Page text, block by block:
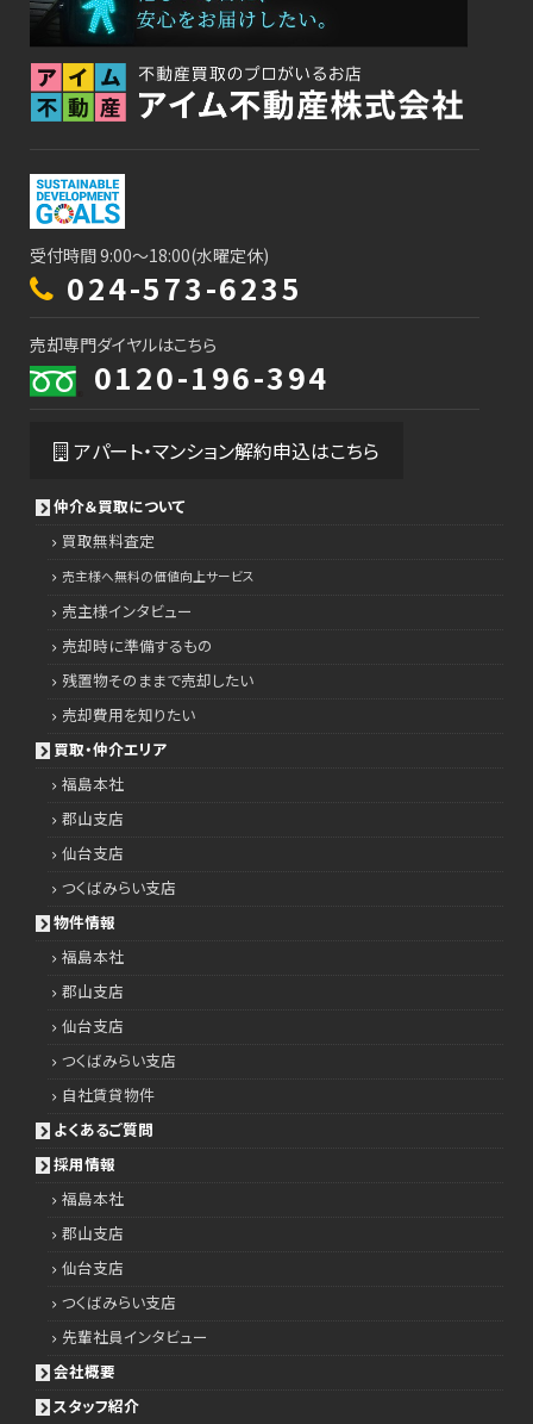
受付時間 9:00～18:00(水曜定休)
024-573-6235
売却専門ダイヤルはこちら
0120-196-394
アパート・マンション解約申込はこちら
仲介＆買取について
買取無料査定
売主様へ無料の価値向上サービス
売主様インタビュー
売却時に準備するもの
残置物そのままで売却したい
売却費用を知りたい
買取・仲介エリア
福島本社
郡山支店
仙台支店
つくばみらい支店
物件情報
福島本社
郡山支店
仙台支店
つくばみらい支店
自社賃貸物件
よくあるご質問
採用情報
福島本社
郡山支店
仙台支店
つくばみらい支店
先輩社員インタビュー
会社概要
スタッフ紹介